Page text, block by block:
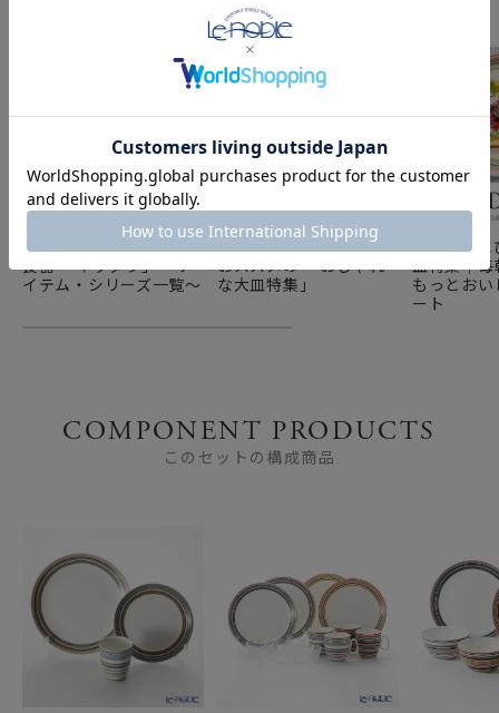
北欧を代表するブランド
食器 「イッタラ」 ～ア
イテム・シリーズ一覧～
パーティー用や大人数に
おススメの 「おしゃれ
な大皿特集」
トーストに
皿特集｜
もっとお
ート
COMPONENT PRODUCTS
このセットの構成商品